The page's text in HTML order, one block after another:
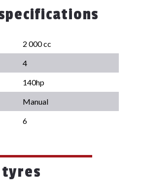
2 000 cc
4
140hp
Manual
6
tyres